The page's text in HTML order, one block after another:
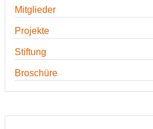
Mitglieder
Projekte
Stiftung
Broschüre